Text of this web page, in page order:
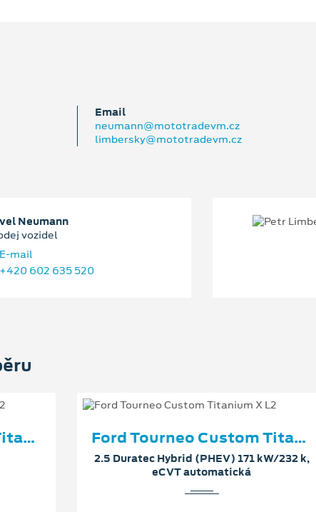
Email
neumann@mototradevm.cz
limbersky@mototradevm.cz
Neumann
vozidel
E‑mail
+420 602 635 520
Ford Tourneo Custom Titanium X L2 Ford Tourneo Custom Titanium X L2
2.5 Duratec Hybrid (PHEV) 171 kW/232 k,
eCVT automatická